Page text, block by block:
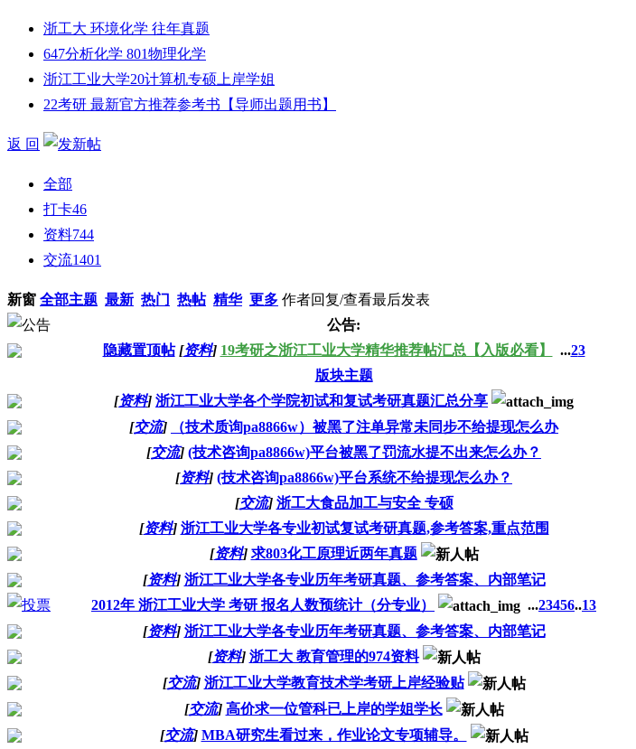
浙工大 环境化学 往年真题
647分析化学 801物理化学
浙江工业大学20计算机专硕上岸学姐
22考研 最新官方推荐参考书【导师出题用书】
返 回
全部
打卡46
资料744
交流1401
新窗 全部主题 最新 热门 热帖 精华 更多 作者回复/查看最后发表
公告:
隐藏置顶帖 [资料] 19考研之浙江工业大学精华推荐帖汇总【入版必看】 ...23
版块主题
[资料] 浙江工业大学各个学院初试和复试考研真题汇总分享
[交流] （技术质询pa8866w）被黑了注单异常未同步不给提现怎么办
[交流] (技术咨询pa8866w)平台被黑了罚流水提不出来怎么办？
[资料] (技术咨询pa8866w)平台系统不给提现怎么办？
[交流] 浙工大食品加工与安全 专硕
[资料] 浙江工业大学各专业初试复试考研真题,参考答案,重点范围
[资料] 求803化工原理近两年真题
[资料] 浙江工业大学各专业历年考研真题、参考答案、内部笔记
2012年 浙江工业大学 考研 报名人数预统计（分专业）
...23456..13
[资料] 浙江工业大学各专业历年考研真题、参考答案、内部笔记
[资料] 浙工大 教育管理的974资料
[交流] 浙江工业大学教育技术学考研上岸经验贴
[交流] 高价求一位管科已上岸的学姐学长
[交流] MBA研究生看过来，作业论文专项辅导。